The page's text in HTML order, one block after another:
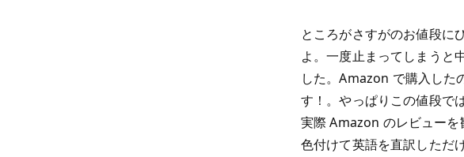
ところがさすがのお値段に
よ。一度止まってしまうと
した。Amazon で購入した
す！。やっぱりこの値段で
実際 Amazon のレビュー
色付けて英語を直訳しただ